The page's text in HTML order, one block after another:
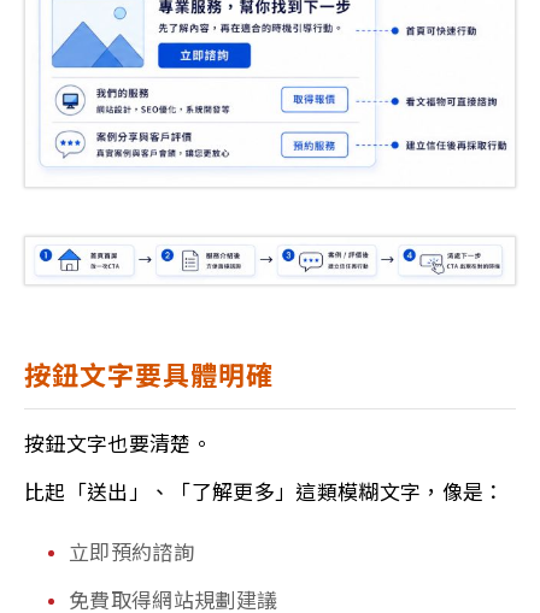
按鈕文字要具體明確
按鈕文字也要清楚。
比起「送出」、「了解更多」這類模糊文字，像是：
立即預約諮詢
免費取得網站規劃建議